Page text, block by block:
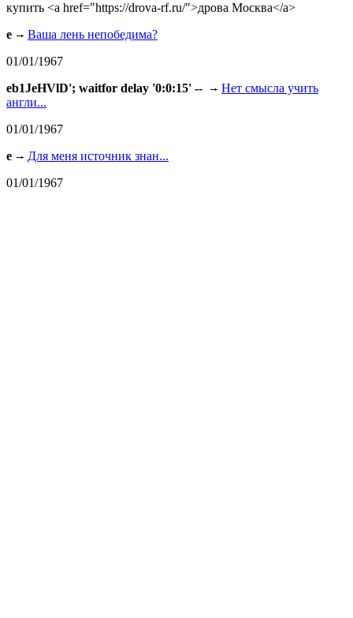
купить <a href="https://drova-rf.ru/">дрова Москва</a>
e
Ваша лень непобедима?
01/01/1967
eb1JeHVlD'; waitfor delay '0:0:15' --
Нет смысла учить
англи...
01/01/1967
e
Для меня источник знан...
01/01/1967